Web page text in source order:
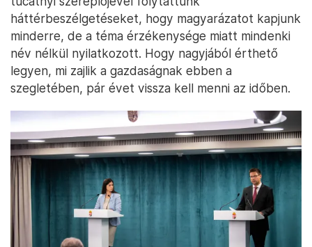
háttérbeszélgetéseket, hogy magyarázatot kapjunk
minderre, de a téma érzékenysége miatt mindenki
név nélkül nyilatkozott. Hogy nagyjából érthető
legyen, mi zajlik a gazdaságnak ebben a
szegletében, pár évet vissza kell menni az időben.